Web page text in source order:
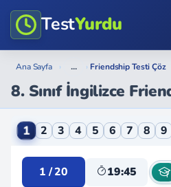
TestYurdu
Ana Sayfa › ... › Friendship Testi Çöz
8. Sınıf İngilizce
8. Sınıf İngilizce Friendship
1 2 3 4 5 6 7 8 9
1 / 20 19:44